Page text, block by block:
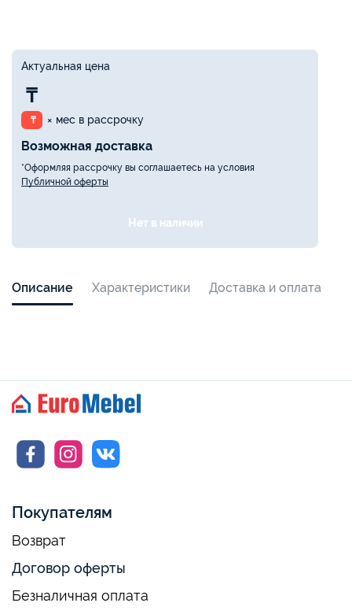
Актуальная цена
₸
₸ × мес в рассрочку
Возможная доставка
*Оформляя рассрочку вы соглашаетесь на условия
Публичной оферты
Нет в наличии
Описание Характеристики Доставка и оплата
Покупателям
Возврат
Договор оферты
Безналичная оплата